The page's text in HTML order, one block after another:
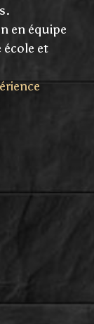
en équipe
école et